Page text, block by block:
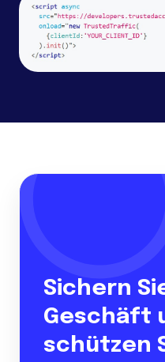
Sichern
Geschäft
schützen